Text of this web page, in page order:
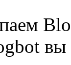
вы